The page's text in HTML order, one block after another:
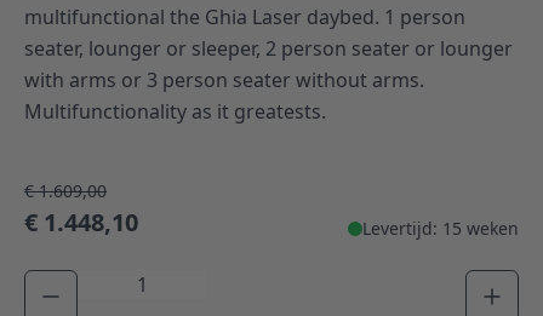
multifunctional the Ghia Laser daybed. 1 person
seater, lounger or sleeper, 2 person seater or lounger
with arms or 3 person seater without arms.
Multifunctionality as it greatests.
€ 1.609,00
€ 1.448,10 Levertijd: 15 weken
Aantal